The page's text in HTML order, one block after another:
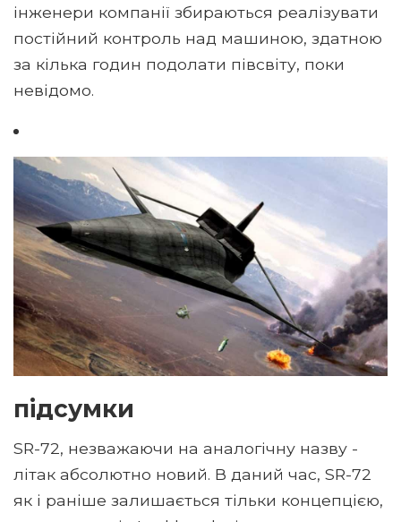
інженери компанії збираються реалізувати
постійний контроль над машиною, здатною
за кілька годин подолати півсвіту, поки
невідомо.
підсумки
SR-72, незважаючи на аналогічну назву -
літак абсолютно новий. В даний час, SR-72
як і раніше залишається тільки концепцією,